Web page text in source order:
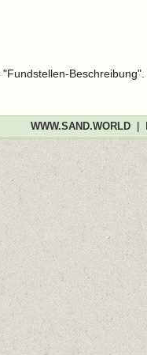
WWW.SAND.WORLD|